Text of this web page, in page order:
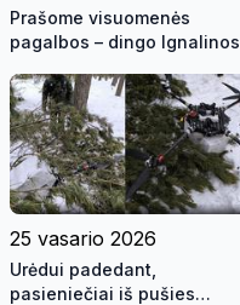
Prašome visuomenės
pagalbos – dingo Ignalinos
25 vasario 2026
Urėdui padedant,
pasieniečiai iš pušies